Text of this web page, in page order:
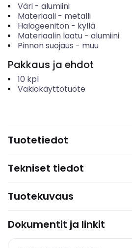
Väri- alumiini
Materiaali- metalli
Halogeeniton- kyllä
Materiaalin laatu- alumiini
Pinnan suojaus - muu
Pakkaus ja ehdot
10 kpl
Vakiokäyttötuote
Tuotetiedot
Tekniset tiedot
Tuotekuvaus
Dokumentit ja linkit